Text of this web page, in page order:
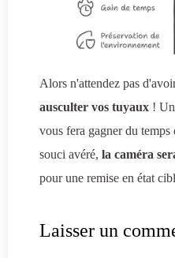
Alors n'attendez pas
ausculter vos tuyaux !
vous fera gagner du temps
souci avéré, la caméra
pour une remise en état
Laisser un